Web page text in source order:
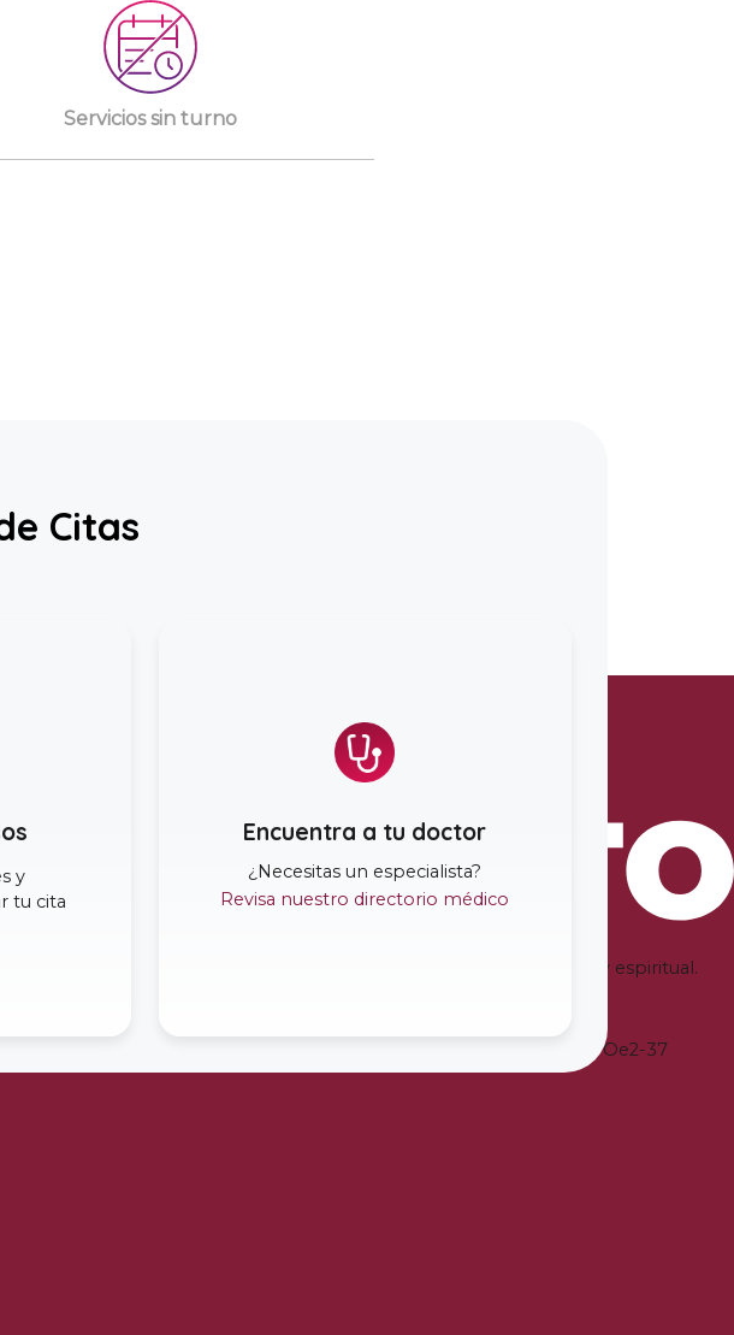
Servicios sin turno
Citas
y
tu cita
Encuentra a tu doctor
¿Necesitas un especialista?
Revisa nuestro directorio médico
emocional y espiritual.
a Emergencias se mantiene en la Avenida Juan José de Villalengua Oe2-37